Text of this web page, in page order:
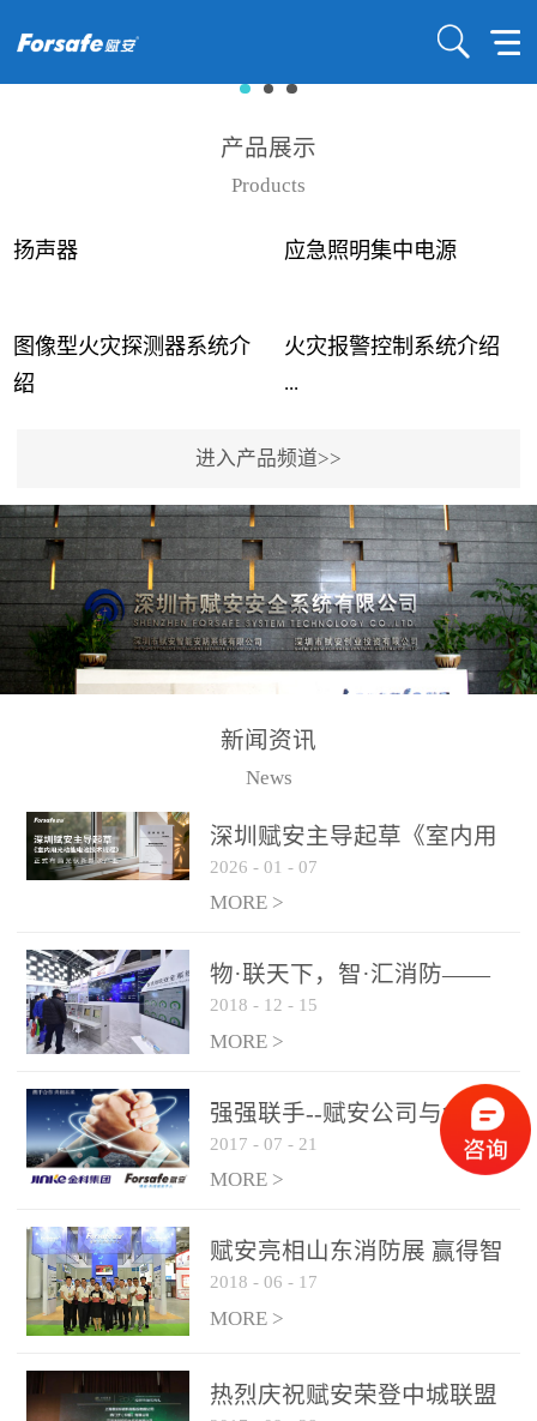
产品展示
Products
扬声器 应急照明集中电源
图像型火灾探测器系统介
绍
...
事故频发，传统的火灾探
测方法已无法满足要求。
尤其是目前众多的大型影
剧院、会议展览中心、体
育馆、大型仓库和隧道空
间等，其建筑结构特殊、
火灾隐患多。一旦发生火
传统的火灾关测器无法被
及时缺发，不能及早发现
和有效扑救火火，这不仅
力和闲难，同时也将造成
巨大的经济损失和社会影
响，基至还会造成人员伤
亡。图像型火灾探测器正
是针对这种高大空间建筑
物的消防设施、设备通过
现场图像的实时获取、预
处理和特征提取分析，实
现火焰的跟踪和识别。能
更早的进行预警，达到早
报早防的效果。 系统构
成示意图： 图像型火灾
和监控端两大部分组成。
火灾报警控制系统介绍
...
用了具有仲裁机制和冗余
校验的总线传输技术、线
路状态检测与保护技术、
后向光电感烟探测技术、
高可靠的系统抗干扰技术
等多项专利技术和专有技
警领域三十多年技术积累
和工程实践的结晶。
进入产品频道>>
新闻资讯
News
深圳赋安主导起草《室内用
光动能电池技术规程》 正式
布局光伏新能源产业
2026 - 01 - 07
MORE >
物·联天下，智·汇消防——
赋安F&S 2018上海消防展圆
满落幕
2018 - 12 - 15
MORE >
强强联手--赋安公司与金科
集团达成战略合作协议
2017 - 07 - 21
MORE >
赋安亮相山东消防展 赢得智
慧消防新荣耀
2018 - 06 - 17
MORE >
热烈庆祝赋安荣登中城联盟